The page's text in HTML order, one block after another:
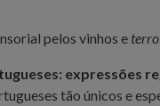
pelos vinhos e
expressões
tão únicos e